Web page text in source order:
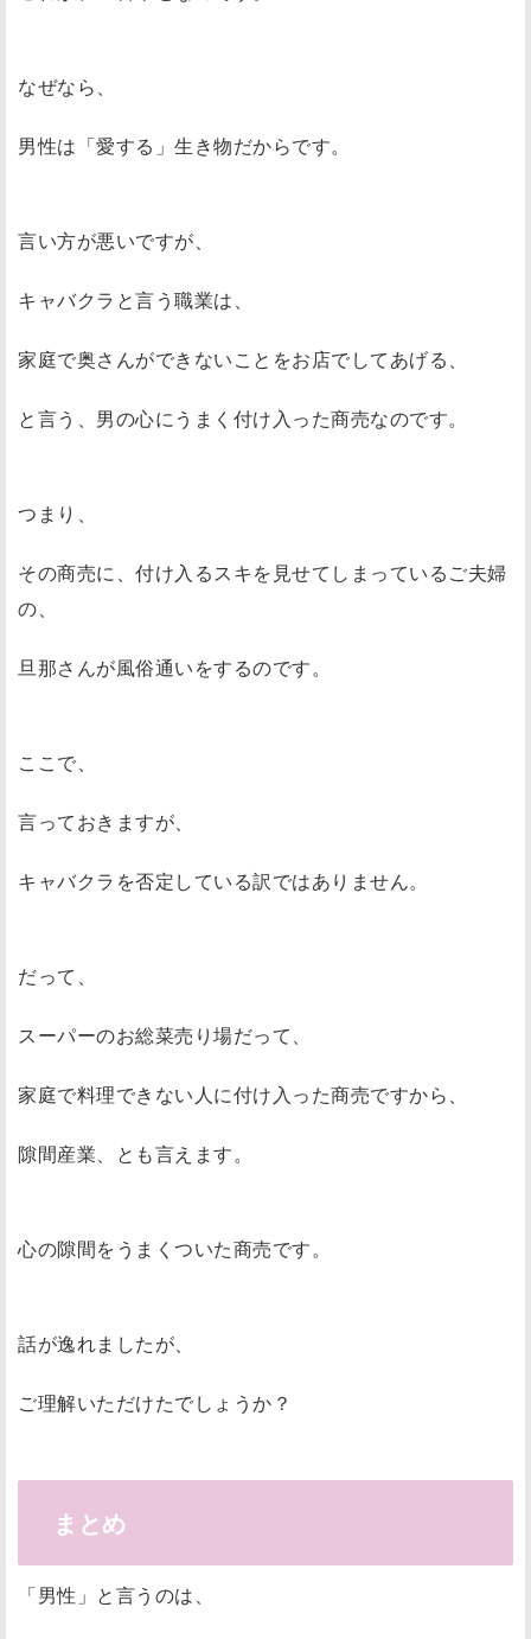
なぜなら、
男性は「愛する」生き物だからです。
言い方が悪いですが、
キャバクラと言う職業は、
家庭で奥さんができないことをお店でしてあげる、
と言う、男の心にうまく付け入った商売なのです。
つまり、
その商売に、付け入るスキを見せてしまっているご夫婦
の、
旦那さんが風俗通いをするのです。
ここで、
言っておきますが、
キャバクラを否定している訳ではありません。
だって、
スーパーのお総菜売り場だって、
家庭で料理できない人に付け入った商売ですから、
隙間産業、とも言えます。
心の隙間をうまくついた商売です。
話が逸れましたが、
ご理解いただけたでしょうか？
まとめ
「男性」と言うのは、